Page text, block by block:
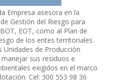
Empresa asesora en la
Gestión del Riesgo para
EOT, como al Plan de
de los entes territoriales.
Unidades de Producción
sus residuos e
exigidos en el marco
Cel: 300 553 98 36